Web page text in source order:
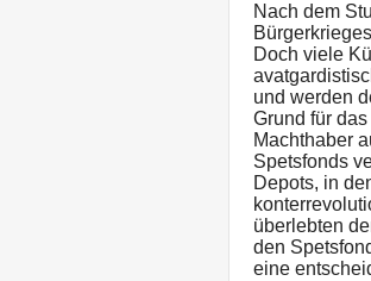
Nach dem
Doch viele
und werden
Grund für
Machthaber
Spetsfonds
Depots, in
überlebten
den
eine